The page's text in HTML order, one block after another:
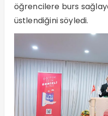
öğrencilere burs
üstlendiğini söyledi.